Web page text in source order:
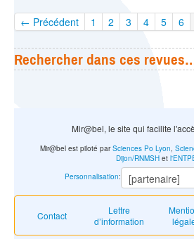
← Précédent 1 2 3 4 5 6
Rechercher dans ces
Mir@bel, le site qui facilite
Contact
Lettre
d’information
Mir@bel est piloté parSciences Po Lyon
Dijon/RNMSH et
Personnalisation: